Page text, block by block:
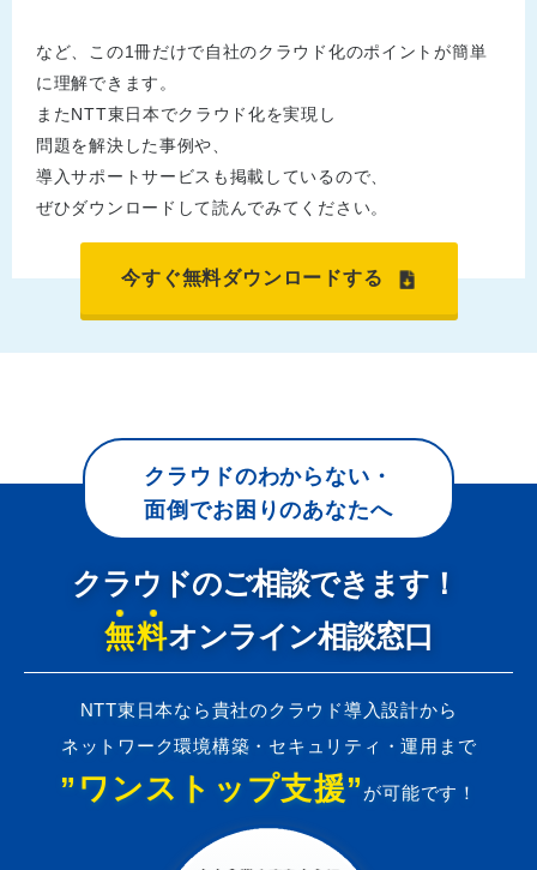
など、この1冊だけで自社のクラウド化のポイントが簡単
に理解できます。
またNTT東日本でクラウド化を実現し
問題を解決した事例や、
導入サポートサービスも掲載しているので、
ぜひダウンロードして読んでみてください。
今すぐ無料ダウンロードする
クラウドのわからない・
面倒でお困りのあなたへ
クラウドのご相談できます！
無料オンライン相談窓口
NTT東日本なら貴社のクラウド導入設計から
ネットワーク環境構築・セキュリティ・運用まで
”ワンストップ支援” が可能です！